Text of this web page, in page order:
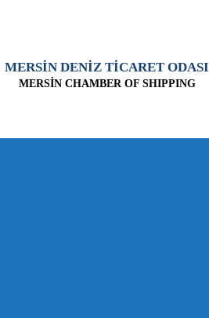
MERSİN DENİZ TİCARET ODASI
MERSİN CHAMBER OF SHIPPING